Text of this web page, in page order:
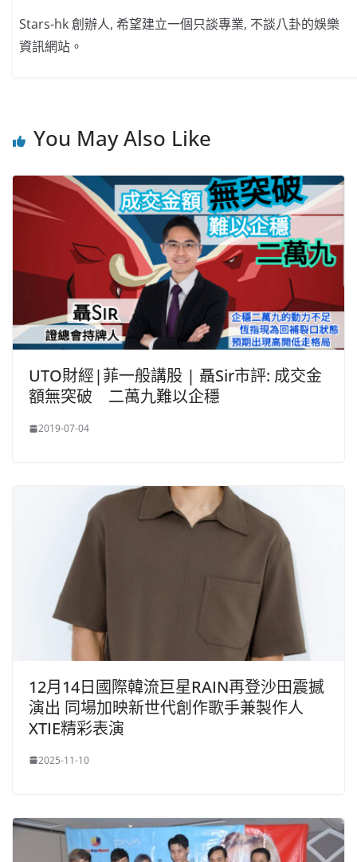
Stars-hk 創辦人, 希望建立一個只談專業, 不談八卦的娛樂
資訊網站。
You May Also Like
UTO財經|菲一般講股 | 聶Sir市評: 成交金
額無突破 二萬九難以企穩
2019-07-04
12月14日國際韓流巨星RAIN再登沙田震撼
演出 同場加映新世代創作歌手兼製作人
XTIE精彩表演
2025-11-10